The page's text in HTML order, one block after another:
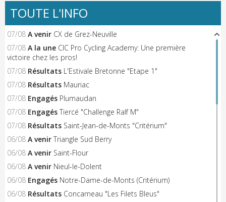
TOUTE L'INFO
07/08 A venir CX de Grez-Neuville
07/08 A la une CIC Pro Cycling Academy: Une première
victoire chez les pros!
07/08 Résultats L'Estivale Bretonne "Etape 1"
07/08 Résultats Mauriac
07/08 Engagés Plumaudan
07/08 Engagés Tiercé "Challenge Ralf M"
07/08 Résultats Saint-Jean-de-Monts "Critérium"
06/08 A venir Triangle Sud Berry
06/08 A venir Saint-Flour
06/08 A venir Nieul-le-Dolent
06/08 Engagés Notre-Dame-de-Monts (Critérium)
06/08 Résultats Concarneau "Les Filets Bleus"